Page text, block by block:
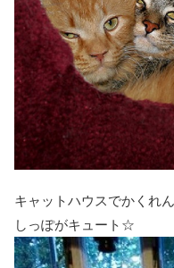
キャットハウスでかくれ
しっぽがキュート☆